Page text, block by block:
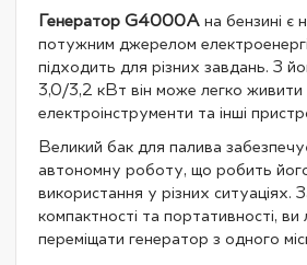
Генератор G4000A на бензині є
потужним джерелом
підходить для різних завдань. З
3,0/3,2 кВт він може легко
електроінструменти та інші
Великий бак для палива
автономну роботу, що робить
використання у різних ситуаціях.
компактності та портативності,
переміщати генератор з одного